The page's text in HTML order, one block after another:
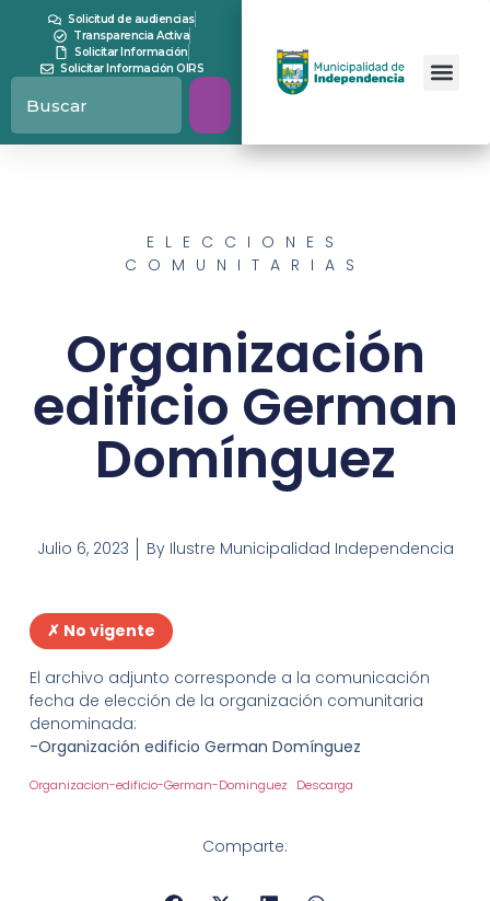
Solicitud de audiencias
Transparencia Activa
Solicitar Información
Solicitar Información OIRS
ELECCIONES
COMUNITARIAS
Organización
edificio German
Domínguez
Julio 6, 2023 ByIlustre Municipalidad Independencia
✗ No vigente
El archivo adjunto corresponde a la comunicación
fecha de elección de la organización comunitaria
denominada:
-Organización edificio German Domínguez
Organizacion-edificio-German-Dominguez Descarga
Comparte: